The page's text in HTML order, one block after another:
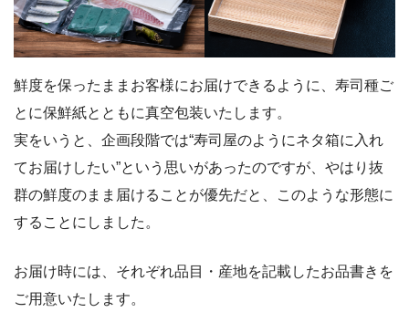
鮮度を保ったままお客様にお届けできるように、寿司種ご
とに保鮮紙とともに真空包装いたします。
実をいうと、企画段階では“寿司屋のようにネタ箱に入れ
てお届けしたい”という思いがあったのですが、やはり抜
群の鮮度のまま届けることが優先だと、このような形態に
することにしました。
お届け時には、それぞれ品目・産地を記載したお品書きを
ご用意いたします。